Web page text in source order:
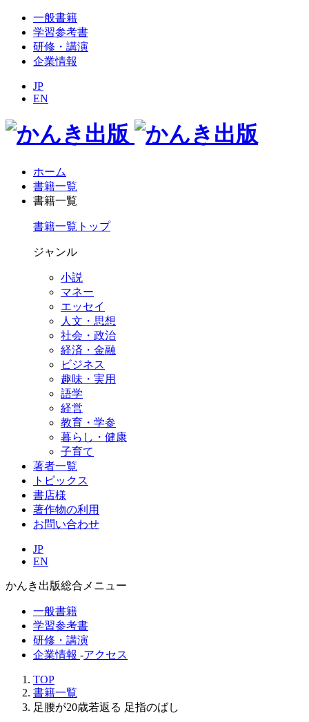
一般書籍
学習参考書
研修・講演
企業情報
JP
EN
ホーム
書籍一覧
書籍一覧
書籍一覧トップ
ジャンル
小説
マネー
エッセイ
人文・思想
社会・政治
経済・金融
ビジネス
趣味・実用
語学
経営
教育・学参
暮らし・健康
子育て
著者一覧
トピックス
書店様
著作物の利用
お問い合わせ
JP
EN
かんき出版総合メニュー
一般書籍
学習参考書
研修・講演
企業情報 -アクセス
TOP
書籍一覧
足腰が20歳若返る 足指のばし